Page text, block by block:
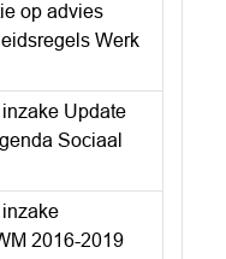
op advies
Werk
Update
Sociaal
2016-2019